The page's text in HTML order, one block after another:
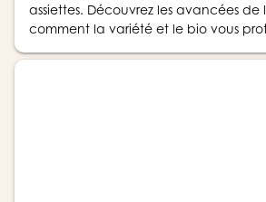
assiettes. Découvrez les avancées de
comment la variété et le bio vous